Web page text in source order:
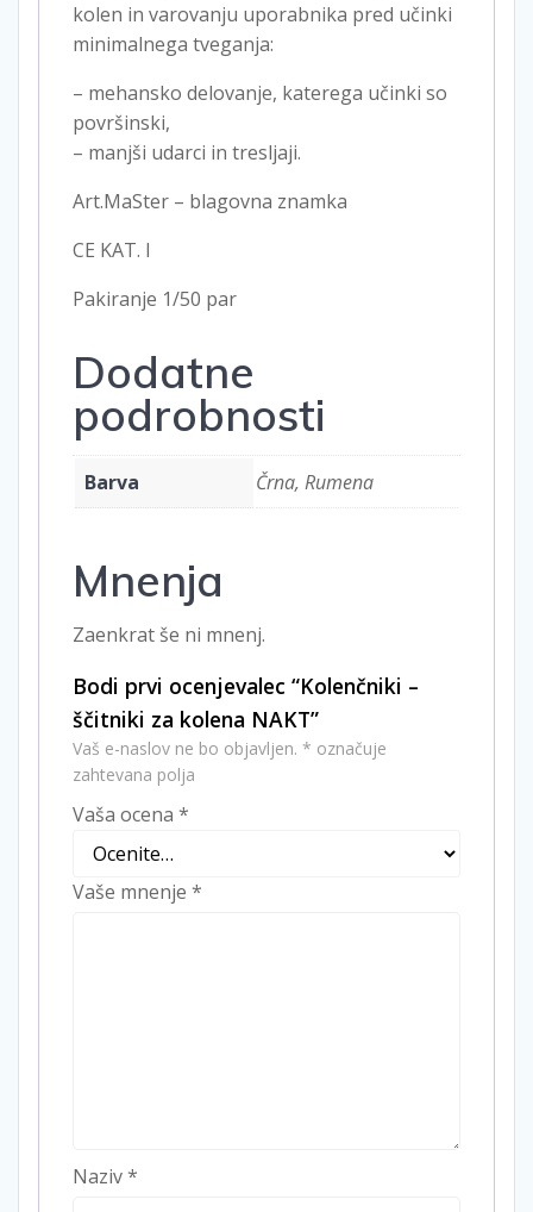
kolen in varovanju uporabnika pred učinki
minimalnega tveganja:
– mehansko delovanje, katerega učinki so
površinski,
– manjši udarci in tresljaji.
Art.MaSter – blagovna znamka
CE KAT. I
Pakiranje 1/50 par
Dodatne
podrobnosti
Barva Črna, Rumena
Mnenja
Zaenkrat še ni mnenj.
Bodi prvi ocenjevalec “Kolenčniki –
ščitniki za kolena NAKT”
Vaš e-naslov ne bo objavljen. * označuje
zahtevana polja
Vaša ocena *
Vaše mnenje *
Naziv*